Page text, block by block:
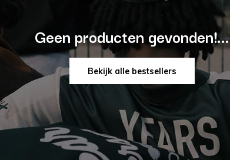
Geen producten gevonden!...
Bekijk alle bestsellers